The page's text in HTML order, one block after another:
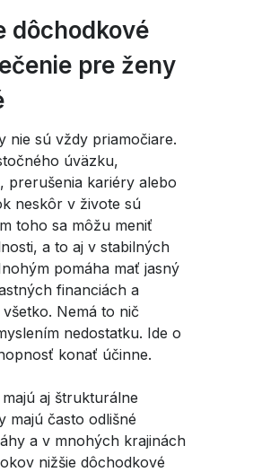
dôchodkové
pre ženy
nie sú vždy priamočiare.
úväzku,
prerušenia kariéry alebo
neskôr v živote sú
toho sa môžu meniť
a to aj v stabilných
pomáha mať jasný
financiách a
Nemá to nič
nedostatku. Ide o
konať účinne.
aj štrukturálne
majú často odlišné
a v mnohých krajinách
nižšie dôchodkové